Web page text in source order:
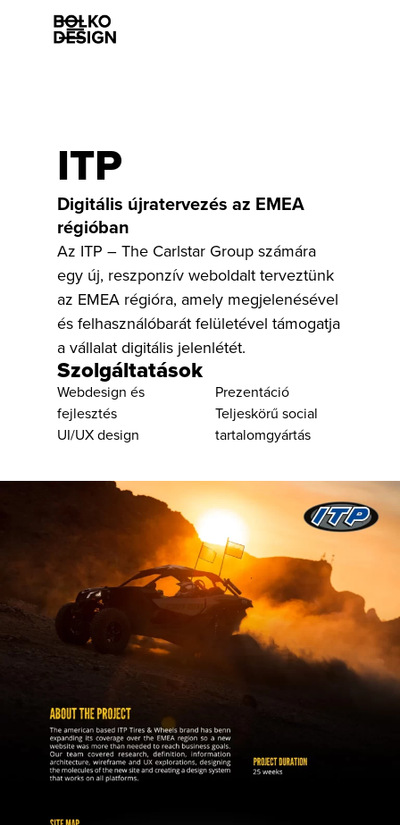
Munkáink
Rólunk
Esettanulmányok
Karrier
Kapcsolat
ITP
Digitális újratervezés az EMEA
régióban
Az ITP – The Carlstar Group számára
egy új, reszponzív weboldalt terveztünk
az EMEA régióra, amely megjelenésével
és felhasználóbarát felületével támogatja
a vállalat digitális jelenlétét.
Szolgáltatások
Webdesign és
fejlesztés
UI/UX design
Prezentáció
Teljeskörű social
tartalomgyártás